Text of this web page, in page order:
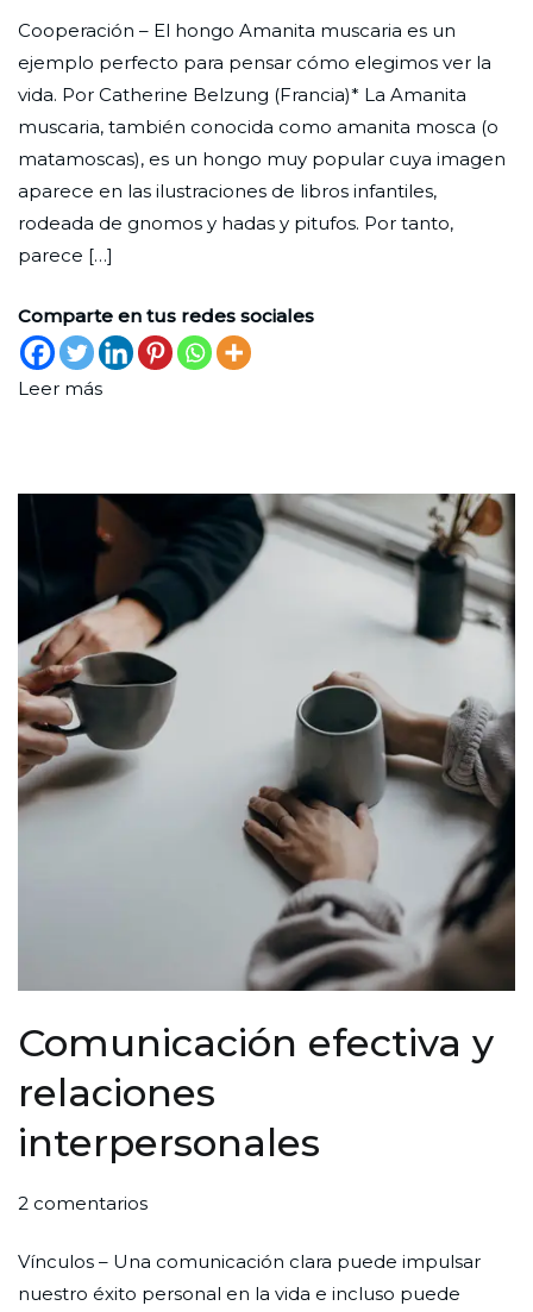
Ciudad
Nueva
29
de
febrero
de
2024
Ciencia
la
naturaleza
tal
como
es
Cooperación – El hongo Amanita muscaria es un
ejemplo perfecto para pensar cómo elegimos ver la
vida. Por Catherine Belzung (Francia)* La Amanita
muscaria, también conocida como amanita mosca (o
matamoscas), es un hongo muy popular cuya imagen
aparece en las ilustraciones de libros infantiles,
rodeada de gnomos y hadas y pitufos. Por tanto,
parece […]
Comparte en tus redes sociales
Leer más
Comunicación efectiva y
relaciones
interpersonales
Por
Ciudad
Nueva
Publicada
28
de
Publicada
Ciencia
2 comentariosen
efectiva
y
Vínculos – Una comunicación clara puede impulsar
nuestro éxito personal en la vida e incluso puede